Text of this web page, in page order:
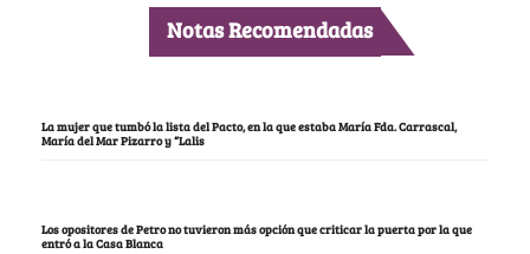
Notas Recomendadas
La mujer que tumbó la lista del Pacto, en la que estaba María Fda. Carrascal,
María del Mar Pizarro y “Lalis
Los opositores de Petro no tuvieron más opción que criticar la puerta por la que
entró a la Casa Blanca